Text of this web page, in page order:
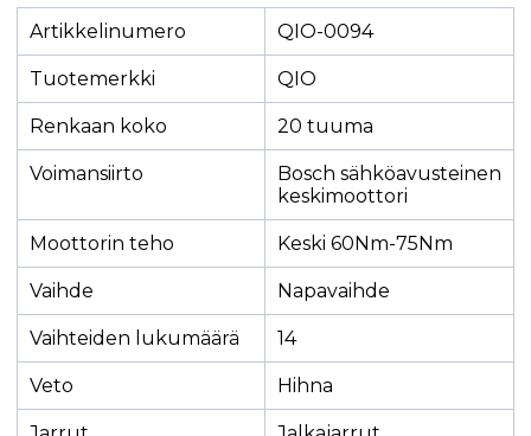
Artikkelinumero QIO-0094
Tuotemerkki QIO
Renkaan koko 20 tuuma
Voimansiirto
Bosch sähköavusteinen
keskimoottori
Moottorin teho Keski 60Nm-75Nm
Vaihde Napavaihde
Vaihteiden lukumäärä 14
Veto Hihna